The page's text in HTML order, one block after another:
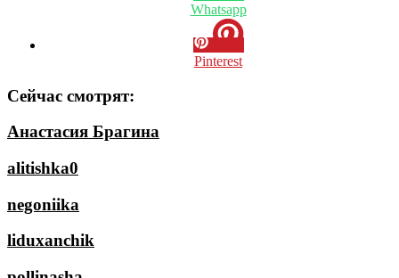
Whatsapp
Pinterest
Сейчас смотрят:
Анастасия Брагина
alitishka0
negoniika
liduxanchik